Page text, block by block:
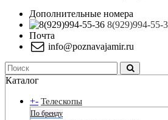
Дополнительные номера
8(929)994-55-
Почта
info@poznavajamir.ru
Каталог
+- Телескопы
По бренду